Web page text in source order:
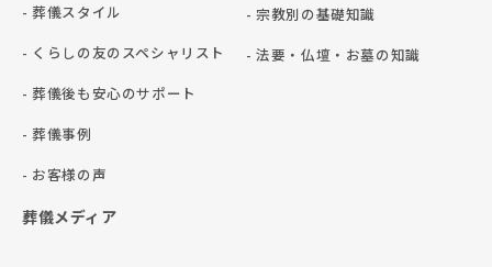
- 葬儀スタイル
- くらしの友のスペシャリスト
- 葬儀後も安心のサポート
- 葬儀事例
- お客様の声
葬儀メディア
- 宗教別の基礎知識
- 法要・仏壇・お墓の知識